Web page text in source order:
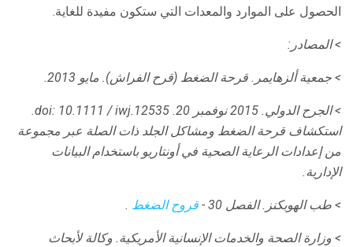
الحصول على الموارد والمعدات التي ستكون مفيدة للغاية.
> المصادر:
> جمعية ألزهايمر. قرحة الضغط (قرح الفراش). مايو 2013.
> الجرح الدولي. 2015 نوفمبر 20. doi: 10.1111 / iwj.12535.
استكشاف قرحة الضغط ومشاكل الجلد ذات الصلة عبر مجموعة
من إعدادات الرعاية الصحية في أونتاريو باستخدام البيانات
الإدارية.
> طب الهوبكنز. الفصل 30 - قروح الضغط .
> وزارة الصحة والخدمات الإنسانية الأمريكية. وكالة لأبحاث